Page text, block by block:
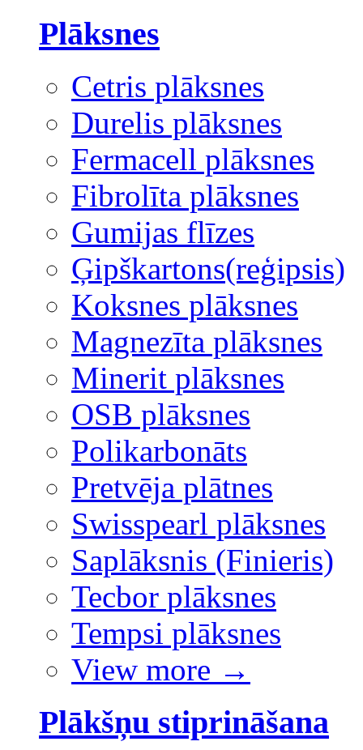
Plāksnes
Cetris plāksnes
Durelis plāksnes
Fermacell plāksnes
Fibrolīta plāksnes
Gumijas flīzes
Ģipškartons(reģipsis)
Koksnes plāksnes
Magnezīta plāksnes
Minerit plāksnes
OSB plāksnes
Polikarbonāts
Pretvēja plātnes
Swisspearl plāksnes
Saplāksnis (Finieris)
Tecbor plāksnes
Tempsi plāksnes
View more →
Plākšņu stiprināšana